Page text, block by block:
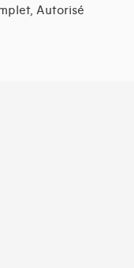
Autorisé